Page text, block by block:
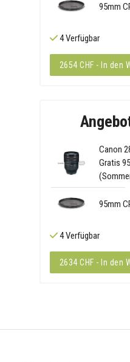
95mm
4 Verfügbar
2654 CHF - In den
Canon
Gratis
95mm
4 Verfügbar
2634 CHF - In den